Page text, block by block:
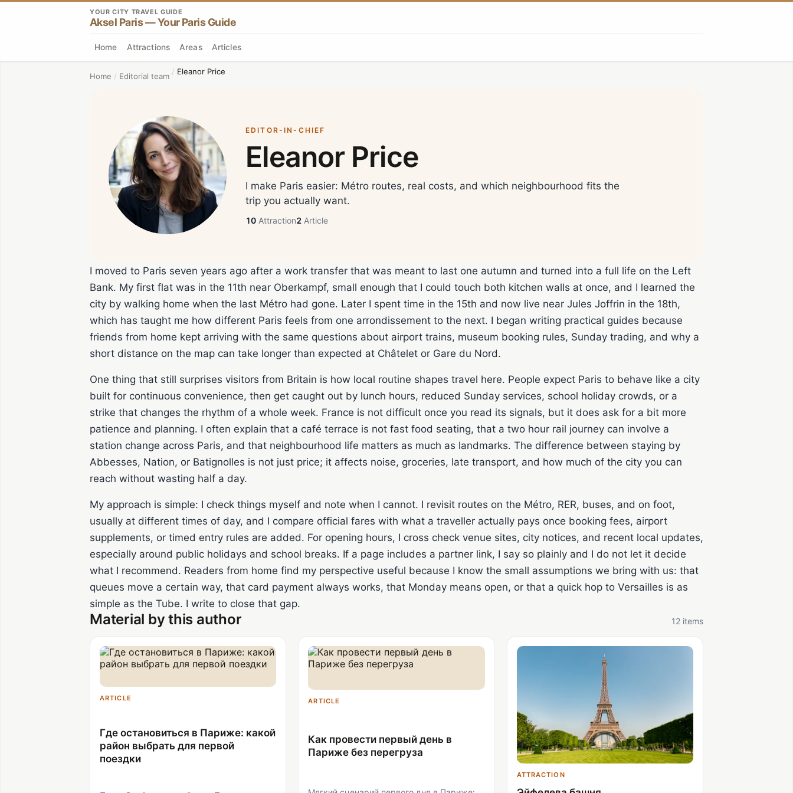
YOUR CITY TRAVEL GUIDE
Aksel Paris — Your Paris Guide
Home Attractions Areas Articles
Home / Editorial team / Eleanor Price
EDITOR-IN-CHIEF
Eleanor Price
I make Paris easier: Métro routes, real costs, and which neighbourhood fits the
trip you actually want.
10 Attraction2 Article
I moved to Paris seven years ago after a work transfer that was meant to last one autumn and turned into a full life on the Left
Bank. My first flat was in the 11th near Oberkampf, small enough that I could touch both kitchen walls at once, and I learned the
city by walking home when the last Métro had gone. Later I spent time in the 15th and now live near Jules Joffrin in the 18th,
which has taught me how different Paris feels from one arrondissement to the next. I began writing practical guides because
friends from home kept arriving with the same questions about airport trains, museum booking rules, Sunday trading, and why a
short distance on the map can take longer than expected at Châtelet or Gare du Nord.
One thing that still surprises visitors from Britain is how local routine shapes travel here. People expect Paris to behave like a city
built for continuous convenience, then get caught out by lunch hours, reduced Sunday services, school holiday crowds, or a
strike that changes the rhythm of a whole week. France is not difficult once you read its signals, but it does ask for a bit more
patience and planning. I often explain that a café terrace is not fast food seating, that a two hour rail journey can involve a
station change across Paris, and that neighbourhood life matters as much as landmarks. The difference between staying by
Abbesses, Nation, or Batignolles is not just price; it affects noise, groceries, late transport, and how much of the city you can
reach without wasting half a day.
My approach is simple: I check things myself and note when I cannot. I revisit routes on the Métro, RER, buses, and on foot,
usually at different times of day, and I compare official fares with what a traveller actually pays once booking fees, airport
supplements, or timed entry rules are added. For opening hours, I cross check venue sites, city notices, and recent local updates,
especially around public holidays and school breaks. If a page includes a partner link, I say so plainly and I do not let it decide
what I recommend. Readers from home find my perspective useful because I know the small assumptions we bring with us: that
queues move a certain way, that card payment always works, that Monday means open, or that a quick hop to Versailles is as
simple as the Tube. I write to close that gap.
Material by this author 12 items
ARTICLE
Где остановиться в Париже: какой
район выбрать для первой
поездки
ARTICLE
Как провести первый день в
Париже без перегруза
ATTRACTION